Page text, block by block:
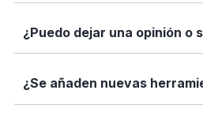
Elige tu software está
tamaño de tu equipo,
¿Puedo dejar una opinión o
Sí. Si quieres valorar un
ayuda!
¿Se añaden nuevas